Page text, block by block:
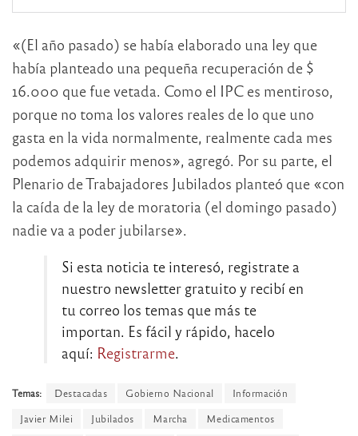
«(El año pasado) se había elaborado una ley que
había planteado una pequeña recuperación de $
16.000 que fue vetada. Como el IPC es mentiroso,
porque no toma los valores reales de lo que uno
gasta en la vida normalmente, realmente cada mes
podemos adquirir menos», agregó. Por su parte, el
Plenario de Trabajadores Jubilados planteó que «con
la caída de la ley de moratoria (el domingo pasado)
nadie va a poder jubilarse».
Si esta noticia te interesó, registrate a
nuestro newsletter gratuito y recibí en
tu correo los temas que más te
importan. Es fácil y rápido, hacelo
aquí: Registrarme.
Temas: Destacadas Gobierno Nacional
Información
Javier Milei
Jubilados Marcha
Medicamentos